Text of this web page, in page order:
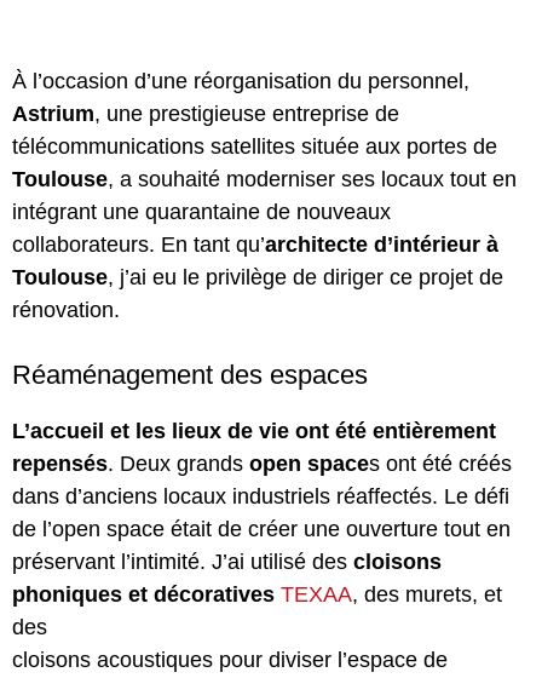
À l’occasion d’une réorganisation du personnel,
Astrium, une prestigieuse entreprise de
télécommunications satellites située aux portes de
Toulouse, a souhaité moderniser ses locaux tout en
intégrant une quarantaine de nouveaux
collaborateurs. En tant qu’architecte d’intérieur à
Toulouse, j’ai eu le privilège de diriger ce projet de
rénovation.
Réaménagement des espaces
L’accueil et les lieux de vie ont été entièrement
repensés. Deux grands open spaces ont été créés
dans d’anciens locaux industriels réaffectés. Le défi
de l’open space était de créer une ouverture tout en
préservant l’intimité. J’ai utilisé des cloisons
phoniques et décoratives TEXAA, des murets, et
des
cloisons acoustiques pour diviser l’espace de